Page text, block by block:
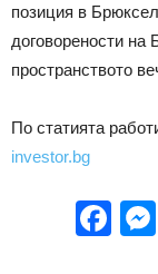
позиция в
договорености на
пространството
По статията
investor.bg